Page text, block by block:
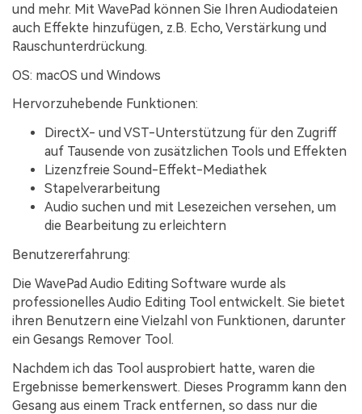
und mehr. Mit WavePad können Sie Ihren Audiodateien
auch Effekte hinzufügen, z.B. Echo, Verstärkung und
Rauschunterdrückung.
OS: macOS und Windows
Hervorzuhebende Funktionen:
DirectX- und VST-Unterstützung für den Zugriff
auf Tausende von zusätzlichen Tools und Effekten
Lizenzfreie Sound-Effekt-Mediathek
Stapelverarbeitung
Audio suchen und mit Lesezeichen versehen, um
die Bearbeitung zu erleichtern
Benutzererfahrung:
Die WavePad Audio Editing Software wurde als
professionelles Audio Editing Tool entwickelt. Sie bietet
ihren Benutzern eine Vielzahl von Funktionen, darunter
ein Gesangs Remover Tool.
Nachdem ich das Tool ausprobiert hatte, waren die
Ergebnisse bemerkenswert. Dieses Programm kann den
Gesang aus einem Track entfernen, so dass nur die